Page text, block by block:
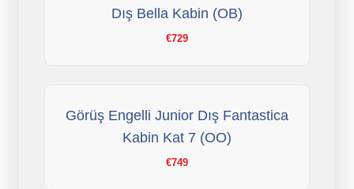
Dış Bella Kabin (OB)
€729
Görüş Engelli Junior Dış Fantastica
Kabin Kat 7 (OO)
€749